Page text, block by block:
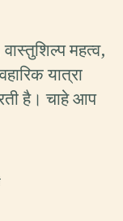
महत्व,
यात्रा
है। चाहे आप